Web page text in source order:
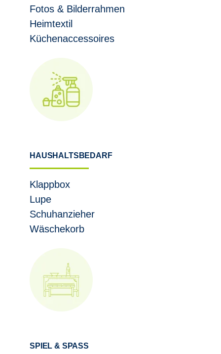
Fotos & Bilderrahmen
Heimtextil
Küchenaccessoires
HAUSHALTSBEDARF
Klappbox
Lupe
Schuhanzieher
Wäschekorb
SPIEL & SPASS